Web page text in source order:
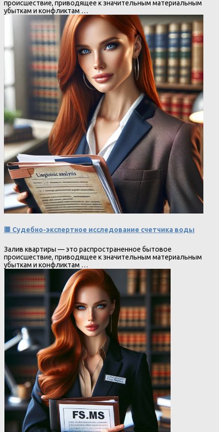
происшествие, приводящее к значительным материальным
убыткам и конфликтам …
🟥 Судебно-экспертное исследование счетчика воды
Залив квартиры — это распространенное бытовое
происшествие, приводящее к значительным материальным
убыткам и конфликтам …